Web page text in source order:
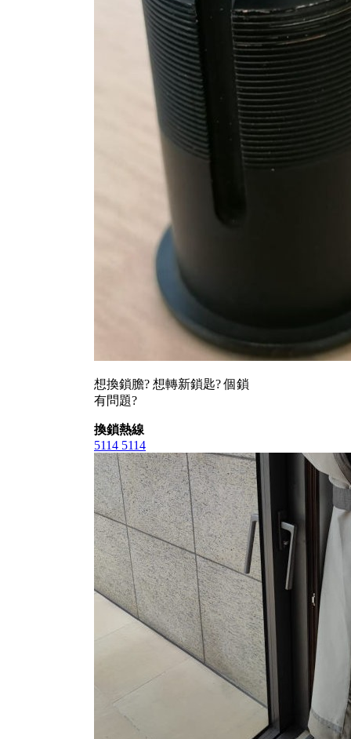
想換鎖膽? 想轉新鎖匙? 個鎖
有問題?
換鎖熱線
5114 5114